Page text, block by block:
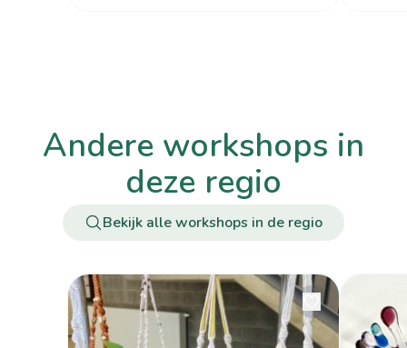
andere workshops in
deze regio
Bekijk alle workshops in de regio